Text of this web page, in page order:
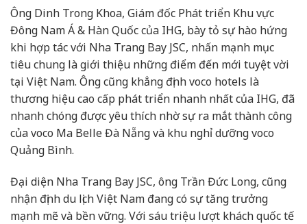
Ông Dinh Trong Khoa, Giám đốc Phát triển Khu vực
Đông Nam Á & Hàn Quốc của IHG, bày tỏ sự hào hứng
khi hợp tác với Nha Trang Bay JSC, nhấn mạnh mục
tiêu chung là giới thiệu những điểm đến mới tuyệt vời
tại Việt Nam. Ông cũng khẳng định voco hotels là
thương hiệu cao cấp phát triển nhanh nhất của IHG, đã
nhanh chóng được yêu thích nhờ sự ra mắt thành công
của voco Ma Belle Đà Nẵng và khu nghỉ dưỡng voco
Quảng Bình.
Đại diện Nha Trang Bay JSC, ông Trần Đức Long, cũng
nhận định du lịch Việt Nam đang có sự tăng trưởng
mạnh mẽ và bền vững. Với sáu triệu lượt khách quốc tế